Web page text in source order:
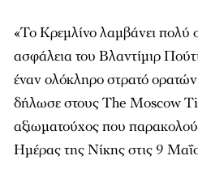
«Το Κρεμλίνο λαμβάνει
ασφάλεια του Βλαντίμιρ
έναν ολόκληρο στρατό
δήλωσε στους The Moscow
αξιωματούχος που
Ημέρας της Νίκης στις 9